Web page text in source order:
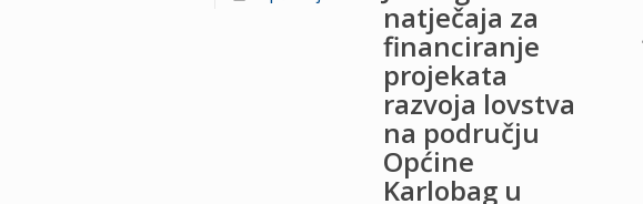
natječaja za
financiranje
projekata
razvoja lovstva
na području
Općine
Karlobag u